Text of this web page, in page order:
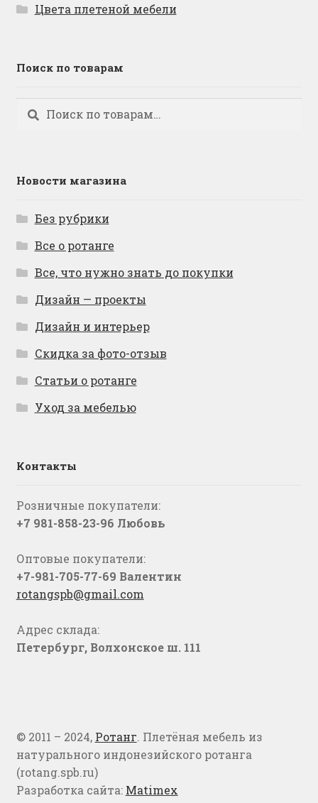
Цвета плетеной мебели
Поиск по товарам
Искать:
Поиск
Новости магазина
Без рубрики
Все о ротанге
Все, что нужно знать до покупки
Дизайн — проекты
Дизайн и интерьер
Скидка за фото-отзыв
Статьи о ротанге
Уход за мебелью
Контакты
Розничные покупатели:
+7 981-858-23-96 Любовь
Оптовые покупатели:
+7-981-705-77-69 Валентин
rotangspb@gmail.com
Адрес склада:
Петербург, Волхонское ш. 111
© 2011 – 2024, Ротанг. Плетёная мебель из
натурального индонезийского ротанга
(rotang.spb.ru)
Разработка сайта: Matimex